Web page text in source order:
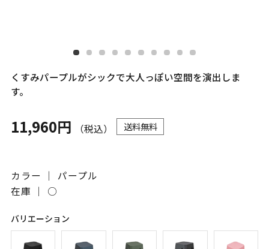
くすみパープルがシックで大人っぽい空間を演出しま
す。
11,960円 （税込） 送料無料
カラー ｜ パープル
在庫 ｜ ○
バリエーション